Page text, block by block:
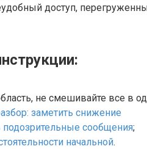
доступ,
не смешивайте все в
заметить снижение
подозрительные сообщения;
начальной.